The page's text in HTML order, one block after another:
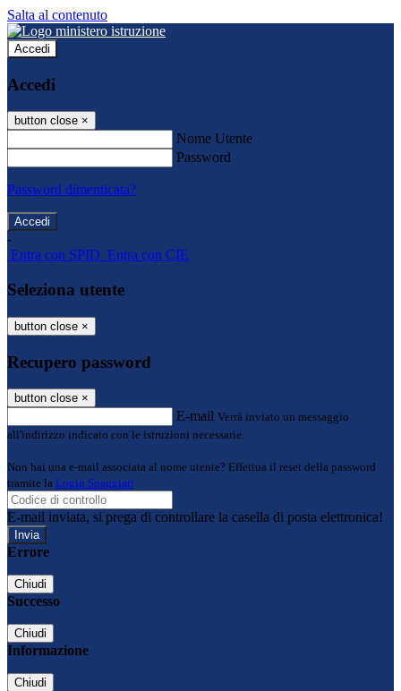
Salta al contenuto
Accedi
Accedi
button close ×
Nome Utente
Password
Password dimenticata?
-
Entra con SPID Entra con CIE
Seleziona utente
button close ×
Recupero password
button close ×
E-mail Verrà inviato un messaggio
all'indirizzo indicato con le istruzioni necessarie.
Non hai una e-mail associata al nome utente? Effettua il reset della password
tramite la Login Spaggiari
E-mail inviata, si prega di controllare la casella di posta elettronica!
Errore
Chiudi
Successo
Chiudi
Informazione
Chiudi